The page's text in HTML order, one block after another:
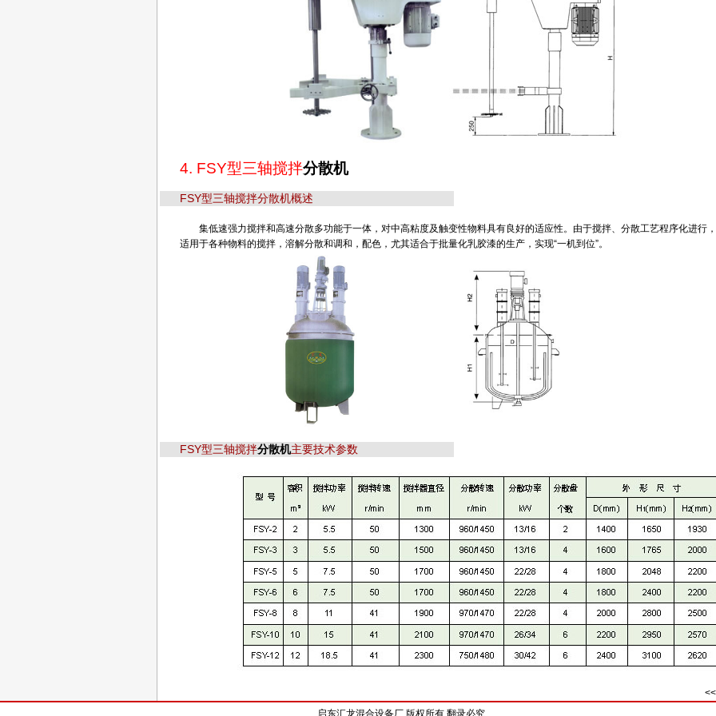
4. FSY型三轴搅拌分散机
FSY型三轴搅拌分散机概述
集低速强力搅拌和高速分散多功能于一体，对中高粘度及触变性物料具有良好的适应性。由于搅拌、分散工艺程序化进行
适用于各种物料的搅拌，溶解分散和调和，配色，尤其适合于批量化乳胶漆的生产，实现“一机到位”。
FSY型三轴搅拌分散机主要技术参数
启东汇龙混合设备厂 版权所有 翻录必究